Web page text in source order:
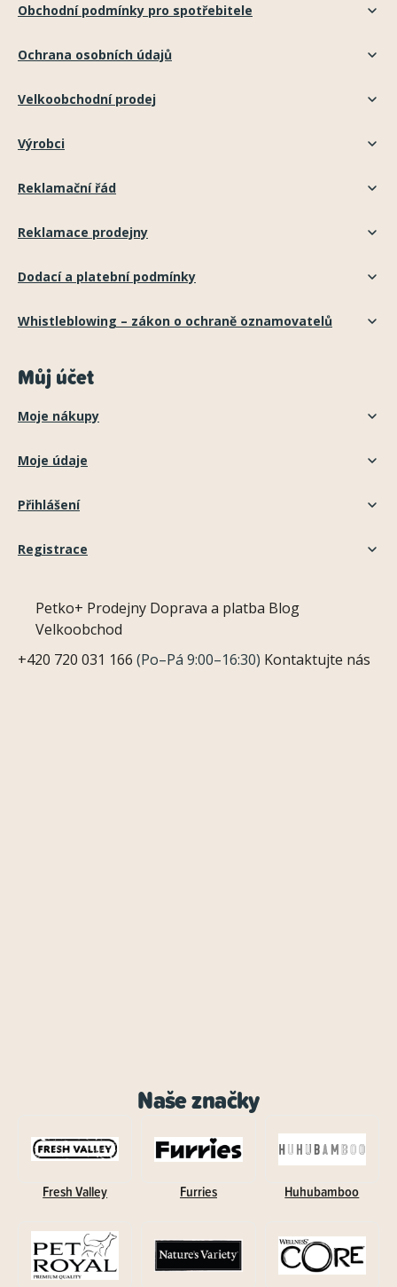
Obchodní podmínky pro spotřebitele
Ochrana osobních údajů
Velkoobchodní prodej
Výrobci
Reklamační řád
Reklamace prodejny
Dodací a platební podmínky
Whistleblowing – zákon o ochraně oznamovatelů
Můj účet
Moje nákupy
Moje údaje
Přihlášení
Registrace
Petko+ Prodejny Doprava a platba Blog
Velkoobchod
+420 720 031 166 (Po–Pá 9:00–16:30) Kontaktujte nás
Naše značky
Fresh Valley Furries Huhubamboo